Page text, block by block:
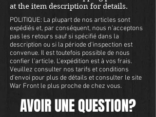
at the item description for details.
POLITIQUE: La plupart de nos articles sont
expédiés et, par conséquent, nous n'acceptons
pas les retours sauf si spécifié dans la
description ou si la période d'inspection est
convenue. Il est toutefois possible de nous
confier l'article. L'expédition est à vos frais.
Veuillez consulter nos tarifs et conditions
d'envoi pour plus de détails et consulter le site
War Front le plus proche de chez vous.
AVOIR UNE QUESTION?